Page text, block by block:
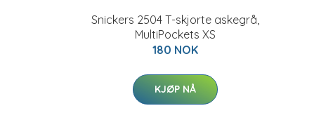
Snickers 2504 T-skjorte askegrå,
MultiPockets XS
180 NOK
KJØP NÅ